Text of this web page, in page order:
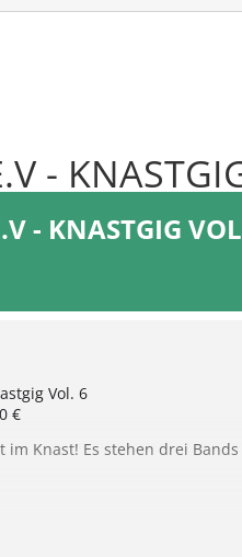
-
- KNASTGIG
Vol. 6
€
im Knast! Es stehen drei